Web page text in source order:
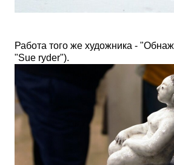
Работа того же художника -
"Sue ryder").